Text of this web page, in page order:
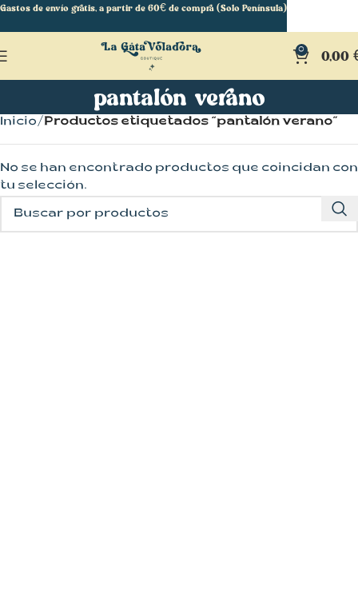
0 0,00
pantalón verano
Inicio Productos etiquetados “pantalón verano”
No se han encontrado productos que coincidan con
tu selección.
Gastos de envío gratis, a partir de 60€ de compra (Solo Península)